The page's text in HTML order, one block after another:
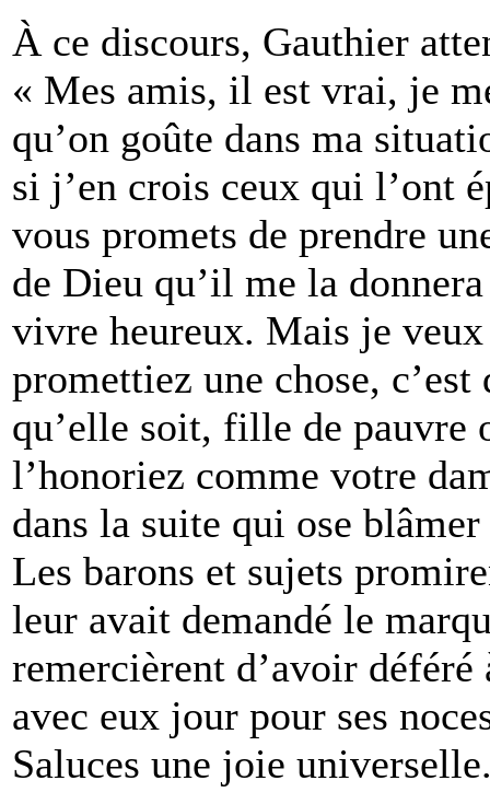
À ce discours, Gauthier
« Mes amis, il est vrai, je
qu’on goûte dans ma
si j’en crois ceux qui l’ont
vous promets de prendre
de Dieu qu’il me la
vivre heureux. Mais je
promettiez une chose,
qu’elle soit, fille de pauvre
l’honoriez comme votre
dans la suite qui ose
Les barons et sujets
leur avait demandé le
remercièrent d’avoir
avec eux jour pour ses
Saluces une joie